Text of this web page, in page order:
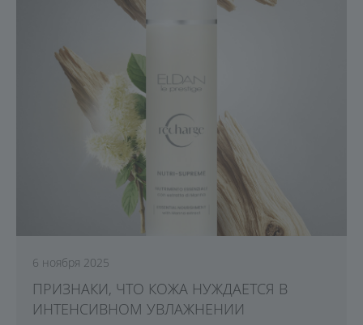
6 ноября 2025
ПРИЗНАКИ, ЧТО КОЖА НУЖДАЕТСЯ В
ИНТЕНСИВНОМ УВЛАЖНЕНИИ